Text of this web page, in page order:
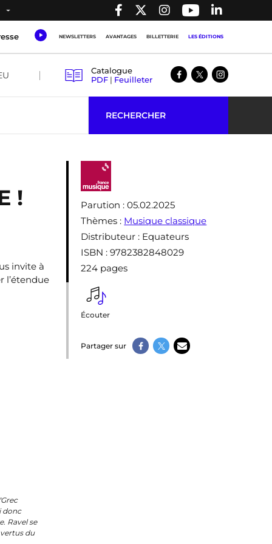
NEWSLETTERS AVANTAGES BILLETTERIE LES ÉDITIONS
Catalogue
PDF | Feuilleter
RECHERCHER
!
invite à
l’étendue
Parution : 05.02.2025
Thèmes : Musique classique
Distributeur : Equateurs
ISBN : 9782382848029
224 pages
Écouter
Partager sur
donc
Ravel se
du